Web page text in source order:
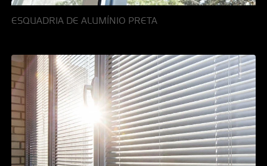
ESQUADRIA DE ALUMÍNIO PRETA